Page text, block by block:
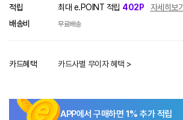
적립 최대 e.POINT 적립 402P
자세히보기
배송비
무료배송
카드혜택 카드사별 무이자 혜택 >
APP에서 구매하면 1% 추가 적립